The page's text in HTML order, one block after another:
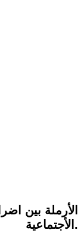
الأرملة بين
الأجتماعية.